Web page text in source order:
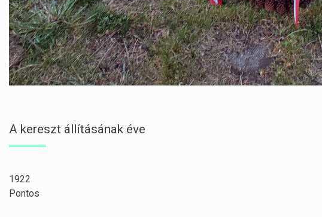
A kereszt állításának éve
1922
Pontos